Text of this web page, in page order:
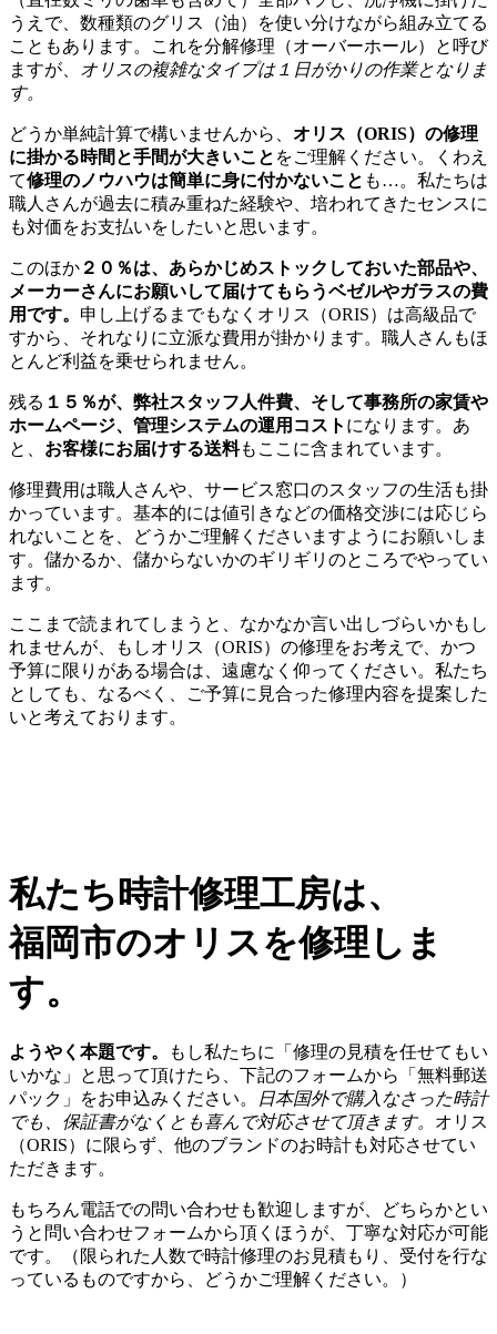
うえで、数種類のグリス（油）を使い分けながら組み立てる
こともあります。これを分解修理（オーバーホール）と呼び
ますが、 オリスの複雑なタイプは１日がかりの作業となりま
す。
どうか単純計算で構いませんから、 オリス（ORIS）の修理
に掛かる時間と手間が大きいこと をご理解ください。くわえ
て修理のノウハウは簡単に身に付かないこと も…。私たちは
職人さんが過去に積み重ねた経験や、培われてきたセンスに
も対価をお支払いをしたいと思います。
このほか ２０％は、あらかじめストックしておいた部品や、
メーカーさんにお願いして届けてもらうベゼルやガラスの費
用です。 申し上げるまでもなくオリス（ORIS）は高級品で
すから、それなりに立派な費用が掛かります。職人さんもほ
とんど利益を乗せられません。
残る １５％が、弊社スタッフ人件費、そして事務所の家賃や
ホームページ、管理システムの運用コスト になります。あ
と、 お客様にお届けする送料もここに含まれています。
修理費用は職人さんや、サービス窓口のスタッフの生活も掛
かっています。基本的には値引きなどの価格交渉には応じら
れないことを、どうかご理解くださいますようにお願いしま
す。儲かるか、儲からないかのギリギリのところでやってい
ます。
ここまで読まれてしまうと、なかなか言い出しづらいかもし
れませんが、もしオリス（ORIS）の修理をお考えで、かつ
予算に限りがある場合は、遠慮なく仰ってください。私たち
としても、なるべく、ご予算に見合った修理内容を提案した
いと考えております。
私たち時計修理工房は、
福岡市のオリスを修理しま
す。
ようやく本題です。
もし私たちに「修理の見積を任せてもい
いかな」と思って頂けたら、下記のフォームから「無料郵送
パック」をお申込みください。
日本国外で購入なさった時計
でも、保証書がなくとも喜んで対応させて頂きます。 オリス
（ORIS）に限らず、他のブランドのお時計も対応させてい
ただきます。
もちろん電話での問い合わせも歓迎しますが、どちらかとい
うと問い合わせフォームから頂くほうが、丁寧な対応が可能
です。（限られた人数で時計修理のお見積もり、受付を行な
っているものですから、どうかご理解ください。）